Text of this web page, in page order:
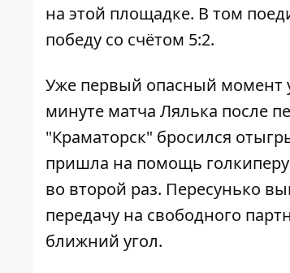
на этой площадке. В том
победу со счётом 5:2.
Уже первый опасный момент
минуте матча Лялька после
"Краматорск" бросился
пришла на помощь
во второй раз. Пересунько
передачу на свободного
ближний угол.